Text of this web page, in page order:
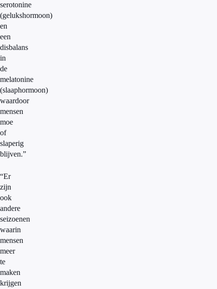
serotonine
(gelukshormoon)
en
een
disbalans
in
de
melatonine
(slaaphormoon)
waardoor
mensen
moe
of
slaperig
blijven.”
“Er
zijn
ook
andere
seizoenen
waarin
mensen
meer
te
maken
krijgen